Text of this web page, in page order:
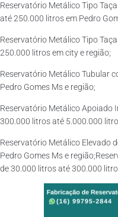
Reservatório Metálico Tipo
até 250.000 litros em Pedro
Reservatório Metálico Tipo
250.000 litros em city e região;
Reservatório Metálico Tubular
Pedro Gomes Ms e região;
Reservatório Metálico Apoiado
300.000 litros até 5.000.000
Reservatório Metálico Elevado
Pedro Gomes Ms e
de 30.000 litros até 300.000